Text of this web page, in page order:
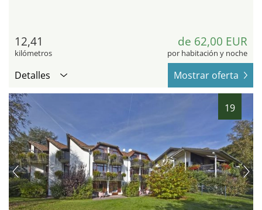
12,41
kilómetros
de 62,00 EUR
por habitación y noche
Detalles Mostrar oferta
19